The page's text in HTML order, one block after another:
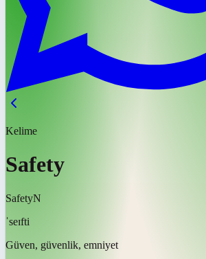
Kelime
Safety
SafetyN
ˈseɪfti
Güven, güvenlik, emniyet